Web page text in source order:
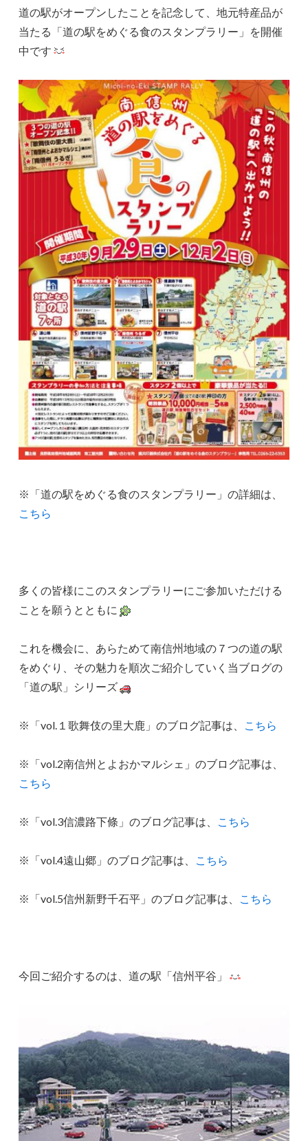
道の駅がオープンしたことを記念して、地元特産品が
当たる「道の駅をめぐる食のスタンプラリー」を開催
中です
※「道の駅をめぐる食のスタンプラリー」の詳細は、
こちら
多くの皆様にこのスタンプラリーにご参加いただける
ことを願うとともに
これを機会に、あらためて南信州地域の７つの道の駅
をめぐり、その魅力を順次ご紹介していく当ブログの
「道の駅」シリーズ
※「vol.１歌舞伎の里大鹿」のブログ記事は、 こちら
※「vol.2南信州とよおかマルシェ」のブログ記事は、
こちら
※「vol.3信濃路下條」のブログ記事は、 こちら
※「vol.4遠山郷」のブログ記事は、 こちら
※「vol.5信州新野千石平」のブログ記事は、 こちら
今回ご紹介するのは、道の駅「信州平谷」